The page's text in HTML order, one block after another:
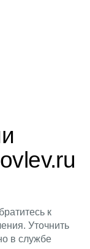
к
Уточнить
в службе